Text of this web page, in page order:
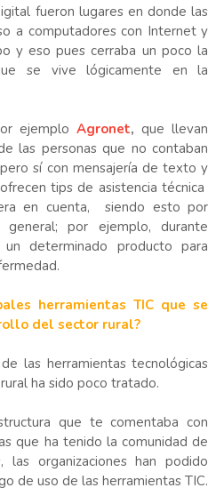
fueron lugares en donde las
a computadores con Internet y
y eso pues cerraba un poco la
se vive lógicamente en la
ejemploAgronet,que llevan
las personas que no contaban
sí con mensajería de texto y
tips de asistencia técnica
en cuenta, siendo esto por
por ejemplo, durante
determinado producto para
herramientas TIC que se
del sector rural?
las herramientas tecnológicas
ha sido poco tratado.
que te comentaba con
que ha tenido la comunidad de
las organizaciones han podido
de uso de las herramientas TIC.